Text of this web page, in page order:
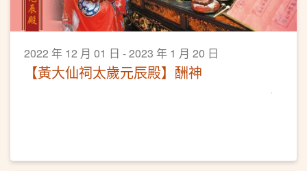
2022 年 12 月 01 日 - 2023 年 1 月 20 日
【黃大仙祠太歲元辰殿】酬神